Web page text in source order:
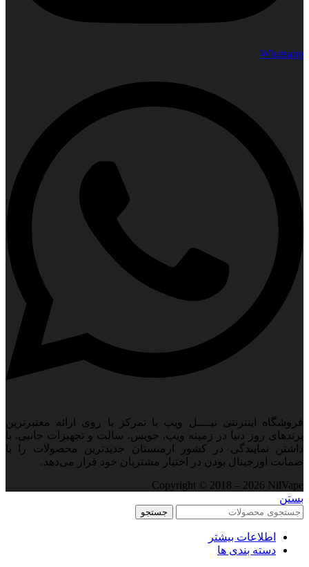
Whatsapp
فروشگاه اینترنتی نیــــل ویپ با تمرکز با روی ارائه معتبرترین
برندهای روز دنیا در زمینه ویپ، جویس، سالت و تجهیزات جانبی. با
داشتن نمایندگی در کشور ارمنستان جدید‌ترین محصولات را با
ضمانت اورجینال بودن در اختیار مشتریان خود قرار می‌دهد.
Copyright © 2018 – 2026 NilVape
بستن
جستجو
اطلاعات بیشتر
دسته بندی ها